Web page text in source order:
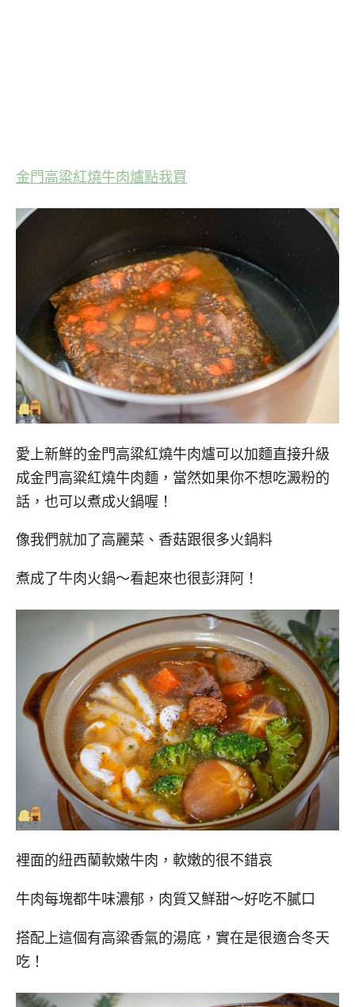
金門高粱紅燒牛肉爐點我買
愛上新鮮的金門高粱紅燒牛肉爐可以加麵直接升級
成金門高粱紅燒牛肉麵，當然如果你不想吃澱粉的
話，也可以煮成火鍋喔！
像我們就加了高麗菜、香菇跟很多火鍋料
煮成了牛肉火鍋～看起來也很彭湃阿！
裡面的紐西蘭軟嫩牛肉，軟嫩的很不錯哀
牛肉每塊都牛味濃郁，肉質又鮮甜～好吃不膩口
搭配上這個有高粱香氣的湯底，實在是很適合冬天
吃！